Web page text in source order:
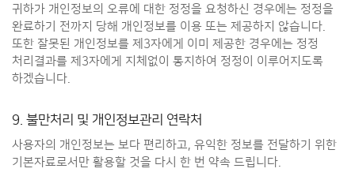
귀하가 개인정보의 오류에 대한 정정을 요청하신 경우에는 정정을
완료하기 전까지 당해 개인정보를 이용 또는 제공하지 않습니다.
또한 잘못된 개인정보를 제3자에게 이미 제공한 경우에는 정정
처리결과를 제3자에게 지체없이 통지하여 정정이 이루어지도록
하겠습니다.
9. 불만처리 및 개인정보관리 연락처
사용자의 개인정보는 보다 편리하고, 유익한 정보를 전달하기 위한
기본자료로서만 활용할 것을 다시 한 번 약속 드립니다.